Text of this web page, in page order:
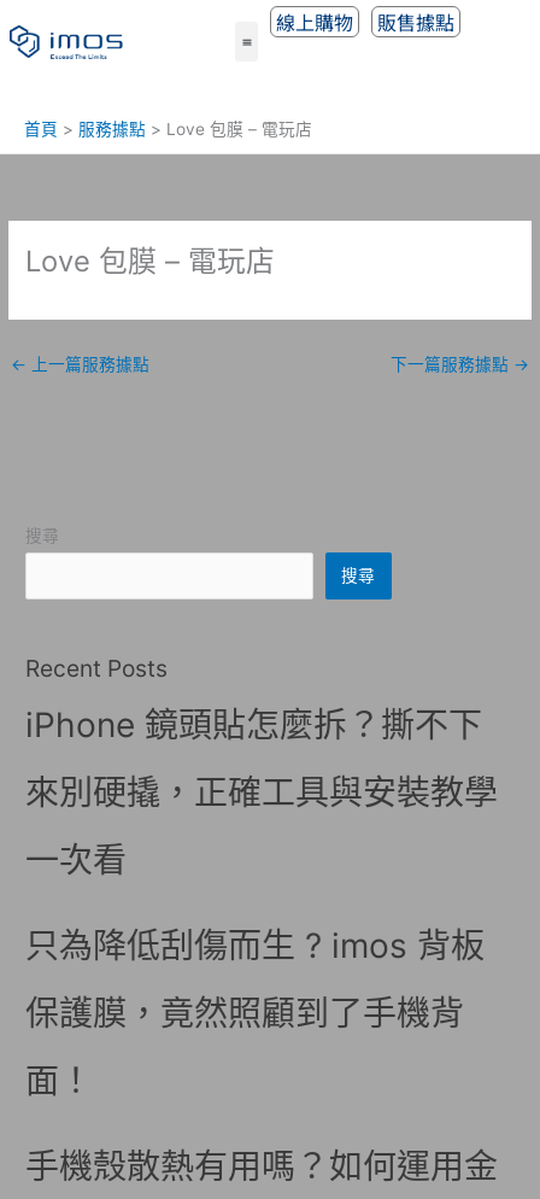
至
線上購物 販售據點
首頁 服務據點 Love 包膜 – 電玩店
Love 包膜 – 電玩店
← 上一篇服務據點 下一篇服務據點 →
搜尋
搜尋
Recent Posts
iPhone 鏡頭貼怎麼拆？撕不下
來別硬撬，正確工具與安裝教學
一次看
只為降低刮傷而生 ? imos 背板
保護膜，竟然照顧到了手機背
面！
手機殼散熱有用嗎？如何運用金